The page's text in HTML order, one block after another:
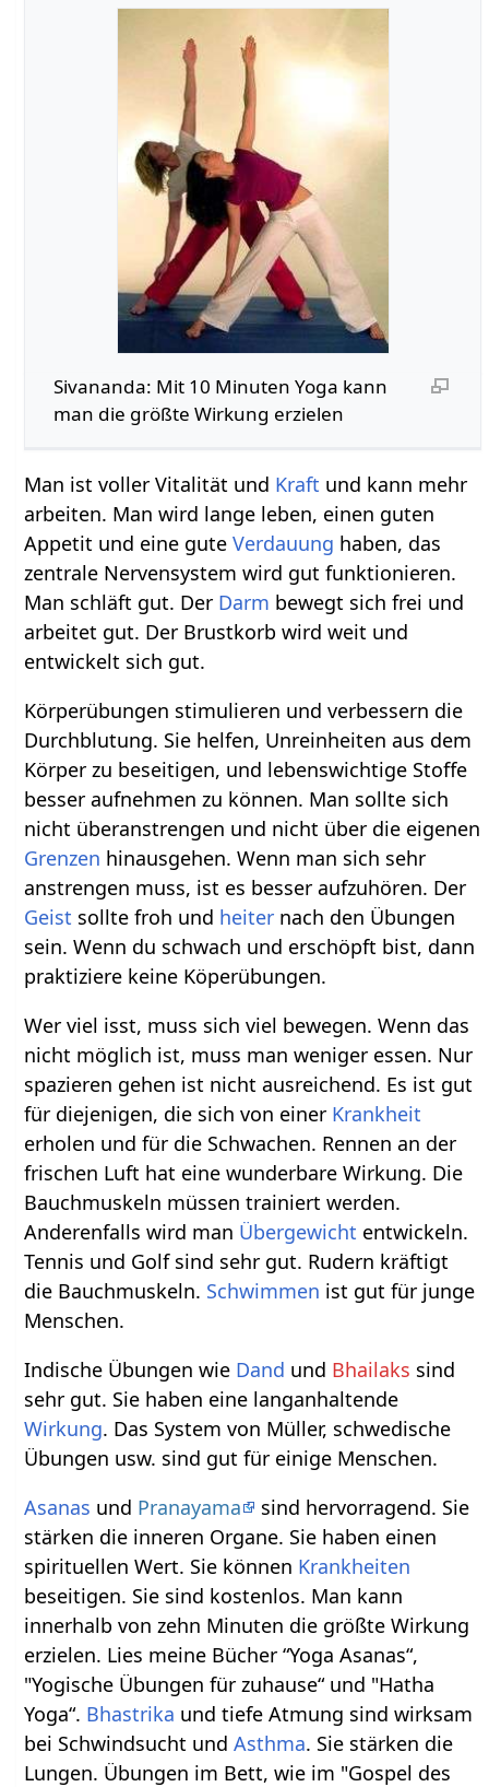
Sivananda: Mit 10 Minuten Yoga kann
man die größte Wirkung erzielen
Man ist voller Vitalität und Kraft und kann mehr
arbeiten. Man wird lange leben, einen guten
Appetit und eine guteVerdauung haben, das
zentrale Nervensystem wird gut funktionieren.
Man schläft gut. Der Darm bewegt sich frei und
arbeitet gut. Der Brustkorb wird weit und
entwickelt sich gut.
Körperübungen stimulieren und verbessern die
Durchblutung. Sie helfen, Unreinheiten aus dem
Körper zu beseitigen, und lebenswichtige Stoffe
besser aufnehmen zu können. Man sollte sich
nicht überanstrengen und nicht über die eigenen
Grenzen hinausgehen. Wenn man sich sehr
anstrengen muss, ist es besser aufzuhören. Der
Geist sollte froh und heiter nach den Übungen
sein. Wenn du schwach und erschöpft bist, dann
praktiziere keine Köperübungen.
Wer viel isst, muss sich viel bewegen. Wenn das
nicht möglich ist, muss man weniger essen. Nur
spazieren gehen ist nicht ausreichend. Es ist gut
für diejenigen, die sich von einer Krankheit
erholen und für die Schwachen. Rennen an der
frischen Luft hat eine wunderbare Wirkung. Die
Bauchmuskeln müssen trainiert werden.
Anderenfalls wird man Übergewicht entwickeln.
Tennis und Golf sind sehr gut. Rudern kräftigt
die Bauchmuskeln. Schwimmen ist gut für junge
Menschen.
Indische Übungen wie Dand und Bhailaks sind
sehr gut. Sie haben eine langanhaltende
Wirkung. Das System von Müller, schwedische
Übungen usw. sind gut für einige Menschen.
Asanas und Pranayama
sind hervorragend. Sie
stärken die inneren Organe. Sie haben einen
spirituellen Wert. Sie können Krankheiten
beseitigen. Sie sind kostenlos. Man kann
innerhalb von zehn Minuten die größte Wirkung
erzielen. Lies meine Bücher “Yoga Asanas“,
"Yogische Übungen für zuhause“ und "Hatha
Yoga“. Bhastrika und tiefe Atmung sind wirksam
bei Schwindsucht undAsthma. Sie stärken die
Lungen. Übungen im Bett, wie im "Gospel des